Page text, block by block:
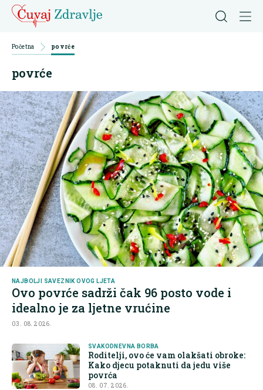
Početna povrće
povrće
NAJBOLJI SAVEZNIK OVOG LJETA
Ovo povrće sadrži čak 96 posto vode i
idealno je za ljetne vrućine
03. 08. 2026.
SVAKODNEVNA BORBA
Roditelji, ovo će vam olakšati obroke:
Kako djecu potaknuti da jedu više
povrća
08. 07. 2026.